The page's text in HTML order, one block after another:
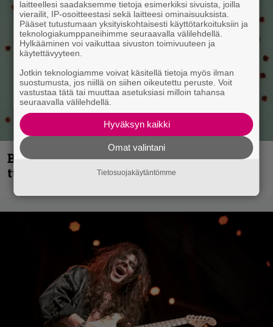
Blind Channel palaa rytinällä –
tuplasingle videoineen julki
laitteellesi saadaksemme tietoja esimerkiksi sivuista, joilla
vierailit, IP-osoitteestasi sekä laitteesi ominaisuuksista.
Pääset tutustumaan yksityiskohtaisesti käyttötarkoituksiin ja
teknologiakumppaneihimme seuraavalla välilehdellä.
Hylkääminen voi vaikuttaa sivuston toimivuuteen ja
käytettävyyteen.
Jotkin teknologiamme voivat käsitellä tietoja myös ilman
suostumusta, jos niillä on siihen oikeutettu peruste. Voit
vastustaa tätä tai muuttaa asetuksiasi milloin tahansa
seuraavalla välilehdellä.
Hyväksyn kaikki
Omat valintani
Tietosuojakäytäntömme